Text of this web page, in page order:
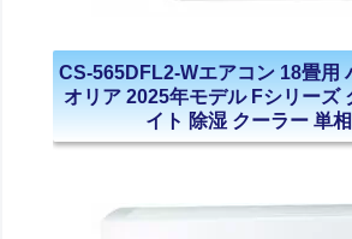
CS-565DFL2-Wエアコン 18畳用
オリア 2025年モデル Fシリーズ
イト 除湿 クーラー 単